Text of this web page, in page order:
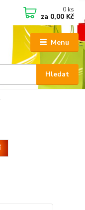
Menu
Hledat
0 ks
za 0,00 Kč